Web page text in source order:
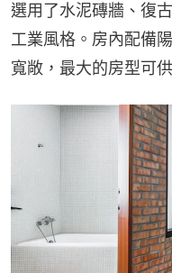
選用了水泥磚牆、復
工業風格。房內配備
寬敞，最大的房型可